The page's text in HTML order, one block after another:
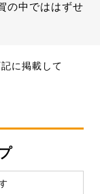
の中でははずせ
に掲載して